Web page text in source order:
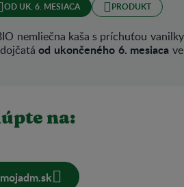
OD UK. 6. MESIACA
PRODUKT
nemliečna kaša s príchuťou
od ukončeného 6. mesiaca
na:
mojadm.sk